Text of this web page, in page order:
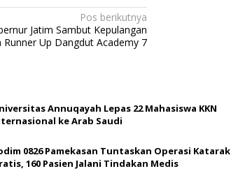
Pos berikutnya
Jatim Sambut Kepulangan
Runner Up Dangdut Academy 7
Annuqayah Lepas 22 Mahasiswa KKN
ke Arab Saudi
0826 Pamekasan Tuntaskan Operasi Katarak
160 Pasien Jalani Tindakan Medis